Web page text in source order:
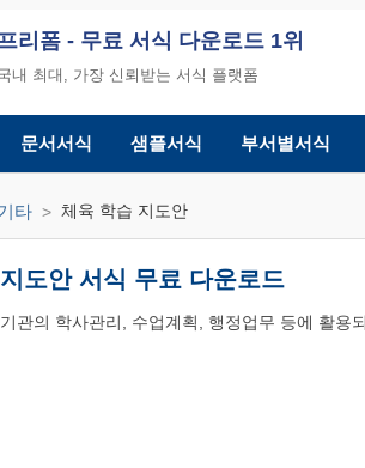
리폼 - 무료 서식 다운로드 1위
내 최대, 가장 신뢰받는 서식 플랫폼
문서서식 샘플서식 부서별서식
타 체육 학습 지도안
도안 서식 무료 다운로드
관의 학사관리, 수업계획, 행정업무 등에 활용